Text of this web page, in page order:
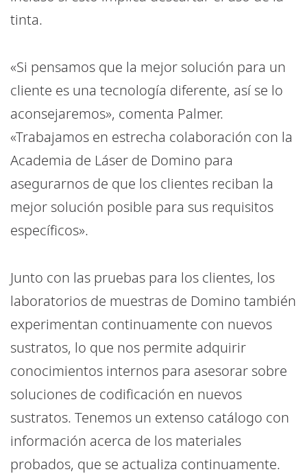
tinta.
«Si pensamos que la mejor solución para un
cliente es una tecnología diferente, así se lo
aconsejaremos», comenta Palmer.
«Trabajamos en estrecha colaboración con la
Academia de Láser de Domino para
asegurarnos de que los clientes reciban la
mejor solución posible para sus requisitos
específicos».
Junto con las pruebas para los clientes, los
laboratorios de muestras de Domino también
experimentan continuamente con nuevos
sustratos, lo que nos permite adquirir
conocimientos internos para asesorar sobre
soluciones de codificación en nuevos
sustratos. Tenemos un extenso catálogo con
información acerca de los materiales
probados, que se actualiza continuamente.